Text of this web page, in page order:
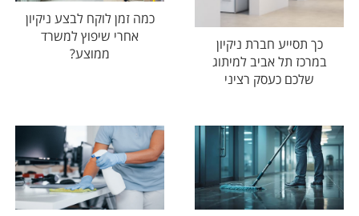
כך תסייע חברת ניקיון
במרכז תל אביב למיתוג
שלכם כעסק רציני
כמה זמן לוקח לבצע ניקיון
אחרי שיפוץ למשרד
ממוצע?